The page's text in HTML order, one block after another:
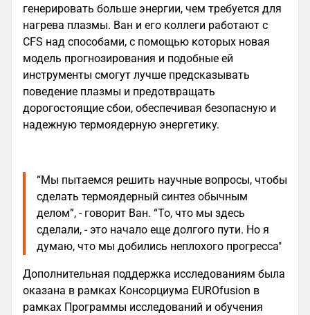
генерировать больше энергии, чем требуется для
нагрева плазмы. Ван и его коллеги работают с
CFS над способами, с помощью которых новая
модель прогнозирования и подобные ей
инструменты смогут лучше предсказывать
поведение плазмы и предотвращать
дорогостоящие сбои, обеспечивая безопасную и
надежную термоядерную энергетику.
“Мы пытаемся решить научные вопросы, чтобы
сделать термоядерный синтез обычным
делом”, - говорит Ван. “То, что мы здесь
сделали, - это начало еще долгого пути. Но я
думаю, что мы добились неплохого прогресса"
Дополнительная поддержка исследованиям была
оказана в рамках Консорциума EUROfusion в
рамках Программы исследований и обучения